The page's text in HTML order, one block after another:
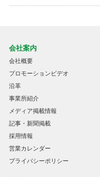
会社案内
会社概要
プロモーションビデオ
沿革
事業所紹介
メディア掲載情報
記事・新聞掲載
採用情報
営業カレンダー
プライバシーポリシー